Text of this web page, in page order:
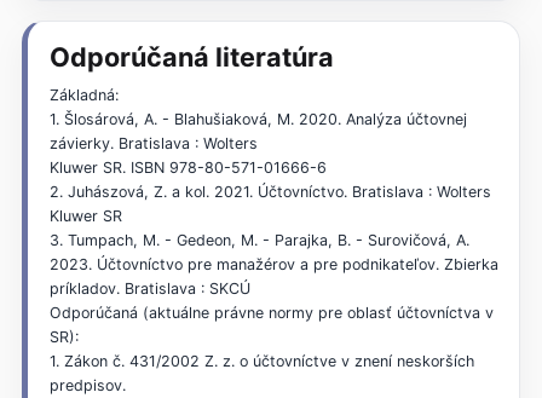
Odporúčaná literatúra
Základná:
1. Šlosárová, A. - Blahušiaková, M. 2020. Analýza účtovnej
závierky. Bratislava : Wolters
Kluwer SR. ISBN 978-80-571-01666-6
2. Juhászová, Z. a kol. 2021. Účtovníctvo. Bratislava : Wolters
Kluwer SR
3. Tumpach, M. - Gedeon, M. - Parajka, B. - Surovičová, A.
2023. Účtovníctvo pre manažérov a pre podnikateľov. Zbierka
príkladov. Bratislava : SKCÚ
Odporúčaná (aktuálne právne normy pre oblasť účtovníctva v
SR):
1. Zákon č. 431/2002 Z. z. o účtovníctve v znení neskorších
predpisov.